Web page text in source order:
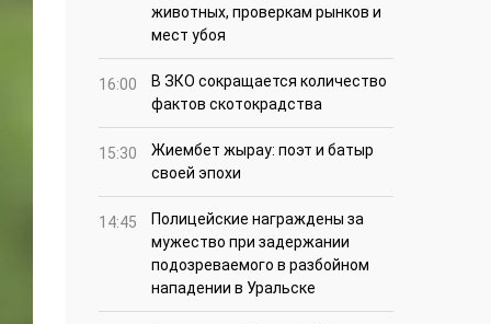
животных, проверкам рынков и
мест убоя
16:00
В ЗКО сокращается количество
фактов скотокрадства
15:30
Жиембет жырау: поэт и батыр
своей эпохи
14:45
Полицейские награждены за
мужество при задержании
подозреваемого в разбойном
нападении в Уральске